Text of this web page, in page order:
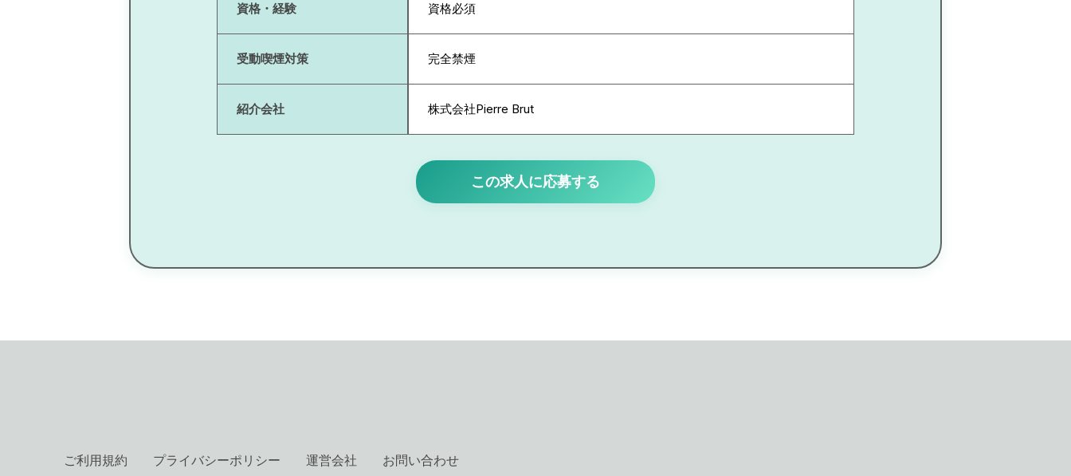
資格・経験 資格必須
受動喫煙対策 完全禁煙
紹介会社 株式会社Pierre Brut
この求人に応募する
ご利用規約 プライバシーポリシー 運営会社 お問い合わせ